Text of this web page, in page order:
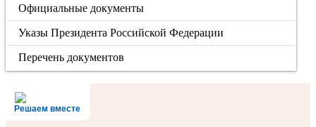
Официальные документы
Указы Президента Российской Федерации
Перечень документов
Решаем вместе